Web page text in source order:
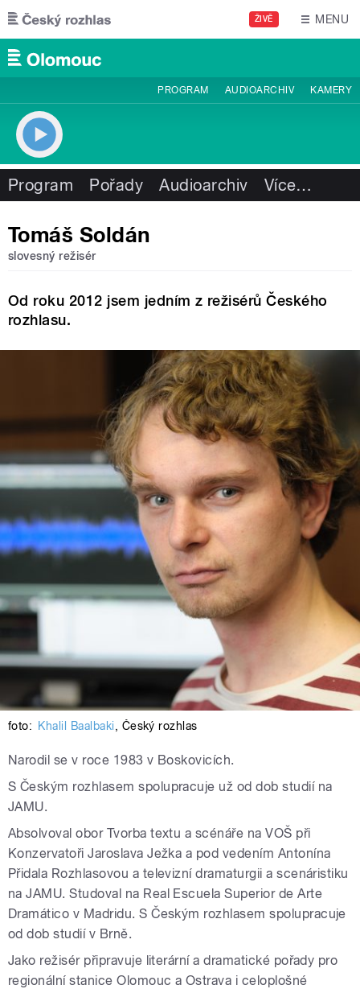
Přejít k hlavnímu obsahu
ŽIVĚ MENU
PROGRAM AUDIOARCHIV KAMERY
Program Pořady Audioarchiv Více…
Tomáš Soldán
slovesný režisér
Od roku 2012 jsem jedním z režisérů Českého
rozhlasu.
foto: Khalil Baalbaki, Český rozhlas
Narodil se v roce 1983 v Boskovicích.
S Českým rozhlasem spolupracuje už od dob studií na
JAMU.
Absolvoval obor Tvorba textu a scénáře na VOŠ při
Konzervatoři Jaroslava Ježka a pod vedením Antonína
Přidala Rozhlasovou a televizní dramaturgii a scenáristiku
na JAMU. Studoval na Real Escuela Superior de Arte
Dramático v Madridu. S Českým rozhlasem spolupracuje
od dob studií v Brně.
Jako režisér připravuje literární a dramatické pořady pro
regionální stanice Olomouc a Ostrava i celoplošné